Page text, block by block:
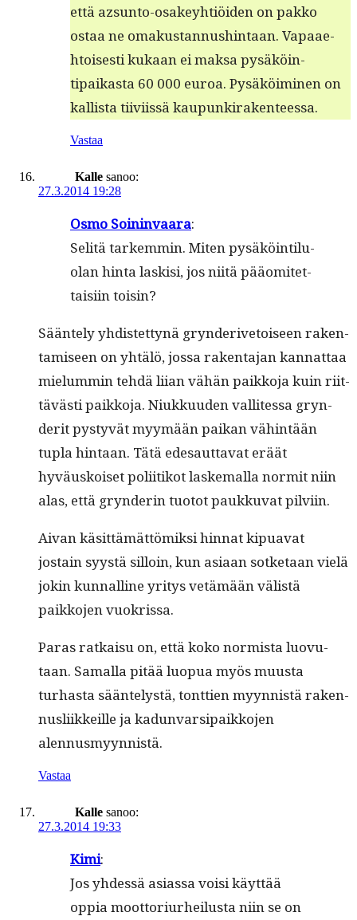
että azsun­to-osakey­htiöi­den on pakko
ostaa ne omakus­tan­nush­in­taan. Vapaae­
htois­es­ti kukaan ei mak­sa pysäköin­
tipaikas­ta 60 000 euroa. Pysäköimi­nen on
kallista tiivi­is­sä kaupunkirakenteessa.
Vastaa
Kalle sanoo:
27.3.2014 19:28
Osmo Soin­in­vaara:
Selitä tarkem­min. Miten pysäköin­tilu­
olan hin­ta lask­isi, jos niitä pääomitet­
taisi­in toisin?
Sään­te­ly yhdis­tet­tynä gryn­deriv­e­toiseen rak­en­
tamiseen on yhtälö, jos­sa rak­en­ta­jan kan­nat­taa
mielum­min tehdä liian vähän paikko­ja kuin riit­
tävästi paikko­ja. Niukku­u­den val­lites­sa gryn­
der­it pystyvät myymään paikan vähin­tään
tupla hin­taan. Tätä edesaut­ta­vat eräät
hyväuskoiset poli­itikot laske­mal­la nor­mit niin
alas, että gryn­derin tuo­tot paukku­vat pilviin.
Aivan käsit­tämät­tömik­si hin­nat kipua­vat
jostain syys­tä sil­loin, kun asi­aan sotke­taan vielä
jokin kun­nalline yri­tys vetämään välistä
paikko­jen vuokrissa.
Paras ratkaisu on, että koko normista luovu­
taan. Samal­la pitää luop­ua myös muus­ta
turhas­ta sään­telystä, tont­tien myyn­nistä raken­
nus­li­ikkeille ja kadun­var­si­paikko­jen
alennusmyynnistä.
Vastaa
Kalle sanoo:
27.3.2014 19:33
Kimi:
Jos yhdessä asi­as­sa voisi käyt­tää
oppia moot­to­ri­urheilus­ta niin se on